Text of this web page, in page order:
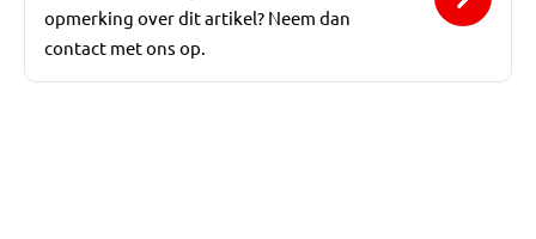
opmerking over dit artikel? Neem dan
contact met ons op.